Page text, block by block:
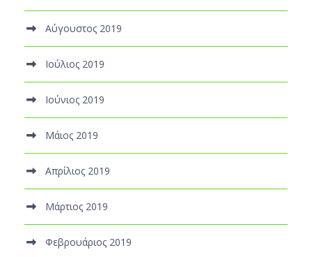
Αύγουστος 2019
Ιούλιος 2019
Ιούνιος 2019
Μάιος 2019
Απρίλιος 2019
Μάρτιος 2019
Φεβρουάριος 2019